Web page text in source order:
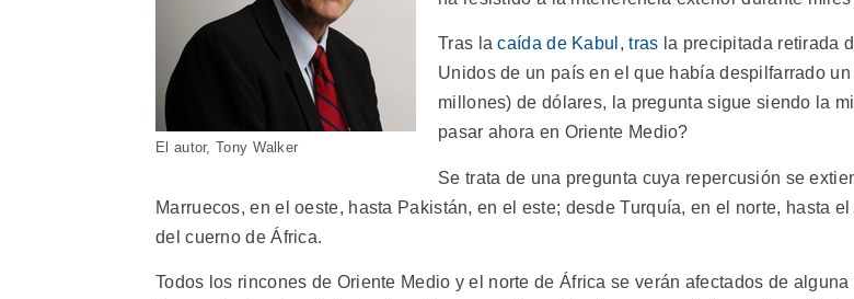
El autor, Tony Walker
Tras lacaída de Kabul, tras la precipitada retirada
Unidos de un país en el que había despilfarrado
millones) de dólares, la pregunta sigue siendo la
pasar ahora en Oriente Medio?
Se trata de una pregunta cuya repercusión se
Marruecos, en el oeste, hasta Pakistán, en el este; desde Turquía, en el norte, hasta
del cuerno de África.
Todos los rincones de Oriente Medio y el norte de África se verán afectados de alguna